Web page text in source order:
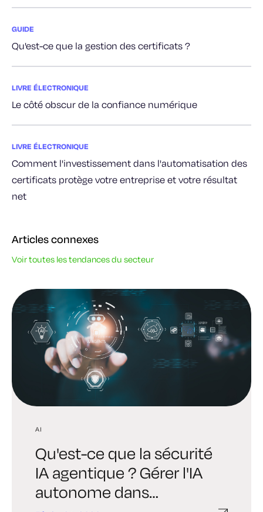
GUIDE
Qu'est-ce que la gestion des certificats ?
LIVRE ÉLECTRONIQUE
Le côté obscur de la confiance numérique
LIVRE ÉLECTRONIQUE
Comment l'investissement dans l'automatisation des
certificats protège votre entreprise et votre résultat
net
Articles connexes
Voir toutes les tendances du secteur
AI
Qu'est-ce que la sécurité
IA agentique ? Gérer l'IA
autonome dans
AI
Digital Trust Digest :
Découvrez l'édition
consacrée à l'identité IA
TENDANCES DE L'INDUSTRIE
6 vérités brutales
auxquelles tout dirigeant
doit faire face en matière